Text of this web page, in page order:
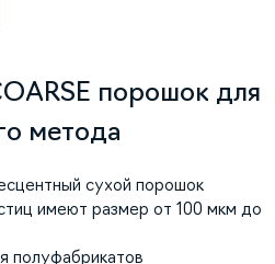
порошок для
метода
сухой порошок
имеют размер от 100 мкм до
полуфабрикатов